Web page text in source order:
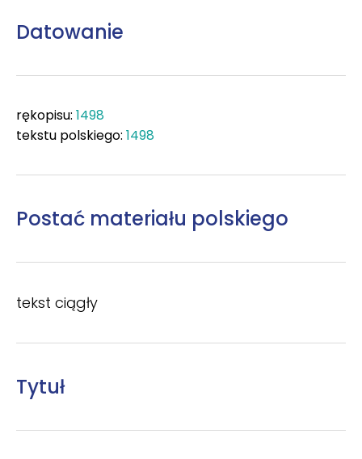
Datowanie
rękopisu: 1498
tekstu polskiego: 1498
Postać materiału polskiego
tekst ciągły
Tytuł